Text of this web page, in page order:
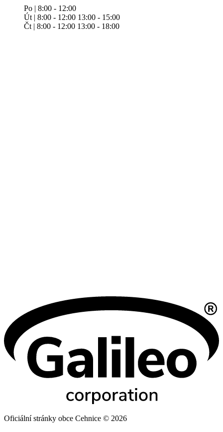
Po | 8:00 - 12:00
Út | 8:00 - 12:00 13:00 - 15:00
Čt | 8:00 - 12:00 13:00 - 18:00
Oficiální stránky obce Cehnice © 2026